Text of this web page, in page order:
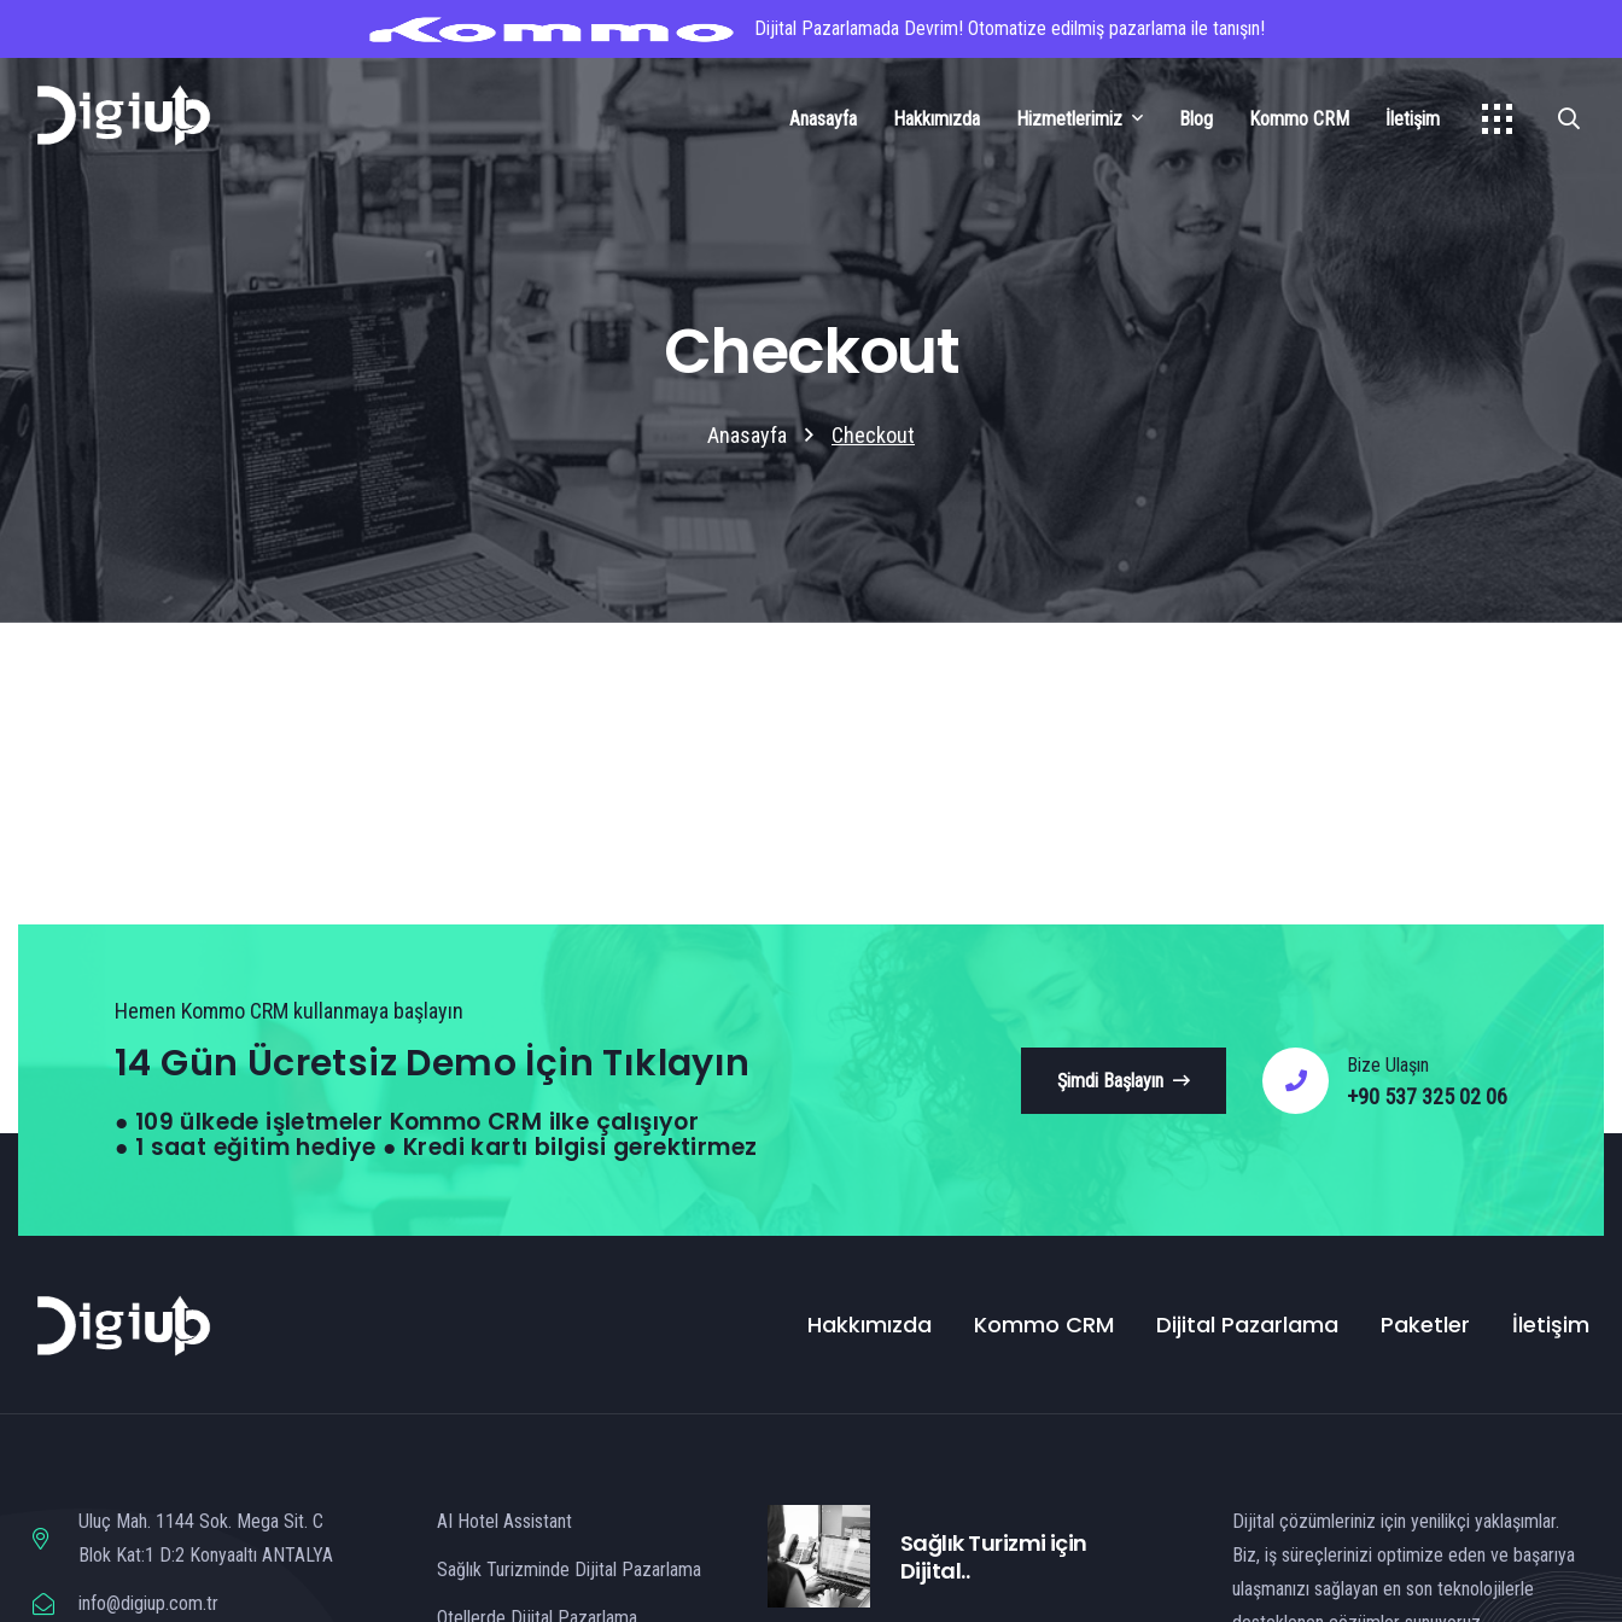
Dijital Pazarlamada Devrim! Otomatize edilmiş pazarlama ile tanışın!
Anasayfa Hakkımızda Hizmetlerimiz Blog Kommo CRM İletişim
Checkout
Anasayfa Checkout
Hemen Kommo CRM kullanmaya başlayın
14 Gün Ücretsiz Demo İçin Tıklayın
● 109 ülkede işletmeler Kommo CRM ilke çalışıyor
● 1 saat eğitim hediye ● Kredi kartı bilgisi gerektirmez
Şimdi Başlayın
Bize Ulaşın
+90 537 325 02 06
Hakkımızda Kommo CRM Dijital Pazarlama Paketler İletişim
Uluç Mah. 1144 Sok. Mega Sit. C
Blok Kat:1 D:2 Konyaaltı ANTALYA
info@digiup.com.tr
AI Hotel Assistant
Sağlık Turizminde Dijital Pazarlama
Sağlık Turizmi için
Dijital..
Dijital çözümleriniz için yenilikçi yaklaşımlar.
Biz, iş süreçlerinizi optimize eden ve başarıya
ulaşmanızı sağlayan en son teknolojilerle